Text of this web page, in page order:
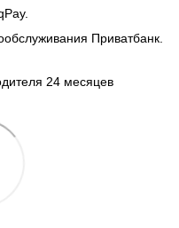
Приватбанк.
24 месяцев